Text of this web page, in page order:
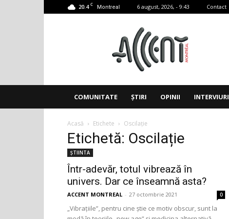
20.4 C Montreal 6 august, 2026, - 9:43 Contact
Montreal
COMUNITATE ȘTIRI OPINII INTERVIURI
Acasă Etichete Oscilație
Etichetă: Oscilație
ȘTIINTA
Într-adevăr, totul vibrează în
univers. Dar ce înseamnă asta?
ACCENT MONTREAL - 27 octombrie 2021 0
„Vibrațiile”, pentru cine știe ce motiv obscur, sunt la